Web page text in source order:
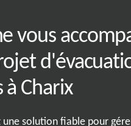
vous
à Charix
une solution fiable pour